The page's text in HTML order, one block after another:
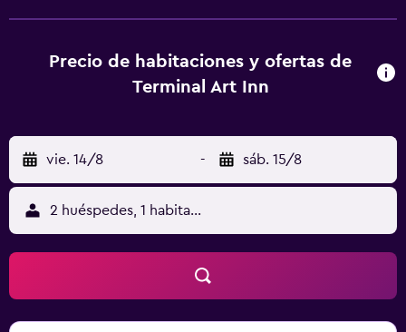
web gracias a nuestro acceso a Internet wifi gratis. Es
posible solicitar masajes en la habitación, tabla de
Precio de habitaciones y ofertas de
Terminal Art Inn
vie. 14/8 - sáb. 15/8
2 huéspedes, 1 habitación